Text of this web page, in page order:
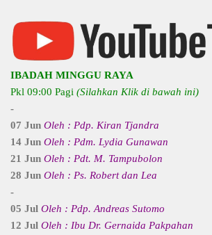
IBADAH MINGGU RAYA
Pkl 09:00 Pagi (Silahkan Klik di bawah ini)
-
07 Jun Oleh : Pdp. Kiran Tjandra
14 Jun Oleh : Pdm. Lydia Gunawan
21 Jun Oleh : Pdt. M. Tampubolon
28 Jun Oleh : Ps. Robert dan Lea
-
05 Jul Oleh : Pdp. Andreas Sutomo
12 Jul Oleh : Ibu Dr. Gernaida Pakpahan